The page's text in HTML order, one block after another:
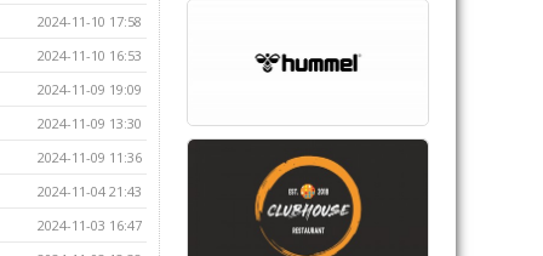
2024-11-10 17:58
2024-11-10 16:53
2024-11-09 19:09
2024-11-09 13:30
2024-11-09 11:36
2024-11-04 21:43
2024-11-03 16:47